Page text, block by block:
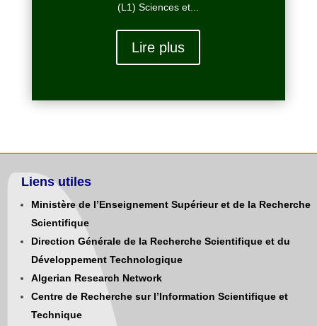
(L1) Sciences et...
Lire plus
Liens utiles
Ministère de l’Enseignement Supérieur et de la Recherche
Scientifique
Direction Générale de la Recherche Scientifique et du
Développement Technologique
Algerian Research Network
Centre de Recherche sur l’Information Scientifique et
Technique